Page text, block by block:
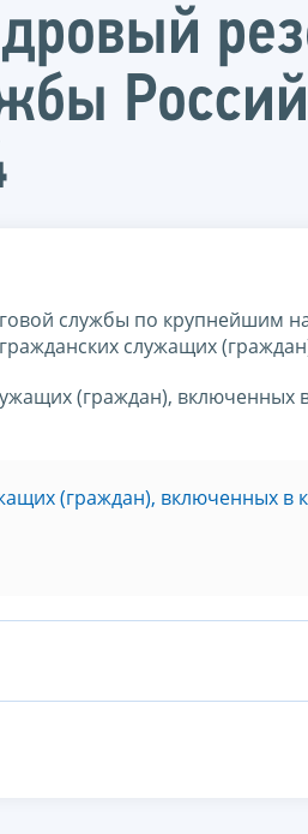
службы по крупнейшим
служащих
(граждан),
(граждан), включенных в